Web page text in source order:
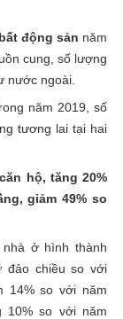
động sản năm
cung, số lượng
nước ngoài.
năm 2019, số
tương lai tại hai
hộ, tăng 20%
giảm 49% so
ở hình thành
đảo chiều so với
14% so với năm
10% so với năm